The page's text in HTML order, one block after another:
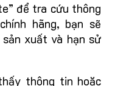
để tra cứu thông
hãng, bạn sẽ
xuất và hạn sử
thông tin hoặc